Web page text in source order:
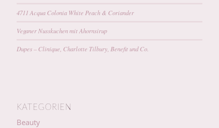
4711 Acqua Colonia White Peach & Coriander
Veganer Nusskuchen mit Ahornsirup
Dupes – Clinique, Charlotte Tilbury, Benefit und Co.
KATEGORIEN
Beauty